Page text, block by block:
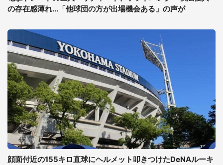
の存在感薄れ...「他球団の方が出場機会ある」の声が
顔面付近の155キロ直球にヘルメット叩きつけたDeNAルーキ